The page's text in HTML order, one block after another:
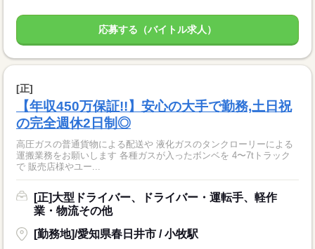
応募する（バイトル求人）
[正]
【年収450万保証!!】安心の大手で勤務,土日祝
の完全週休2日制◎
高圧ガスの普通貨物による配送や 液化ガスのタンクローリーによる
運搬業務をお願いします 各種ガスが入ったボンベを 4〜7tトラック
で 販売店様やユー...
[正]大型ドライバー、ドライバー・運転手、軽作
業・物流その他
[勤務地]/愛知県春日井市 / 小牧駅